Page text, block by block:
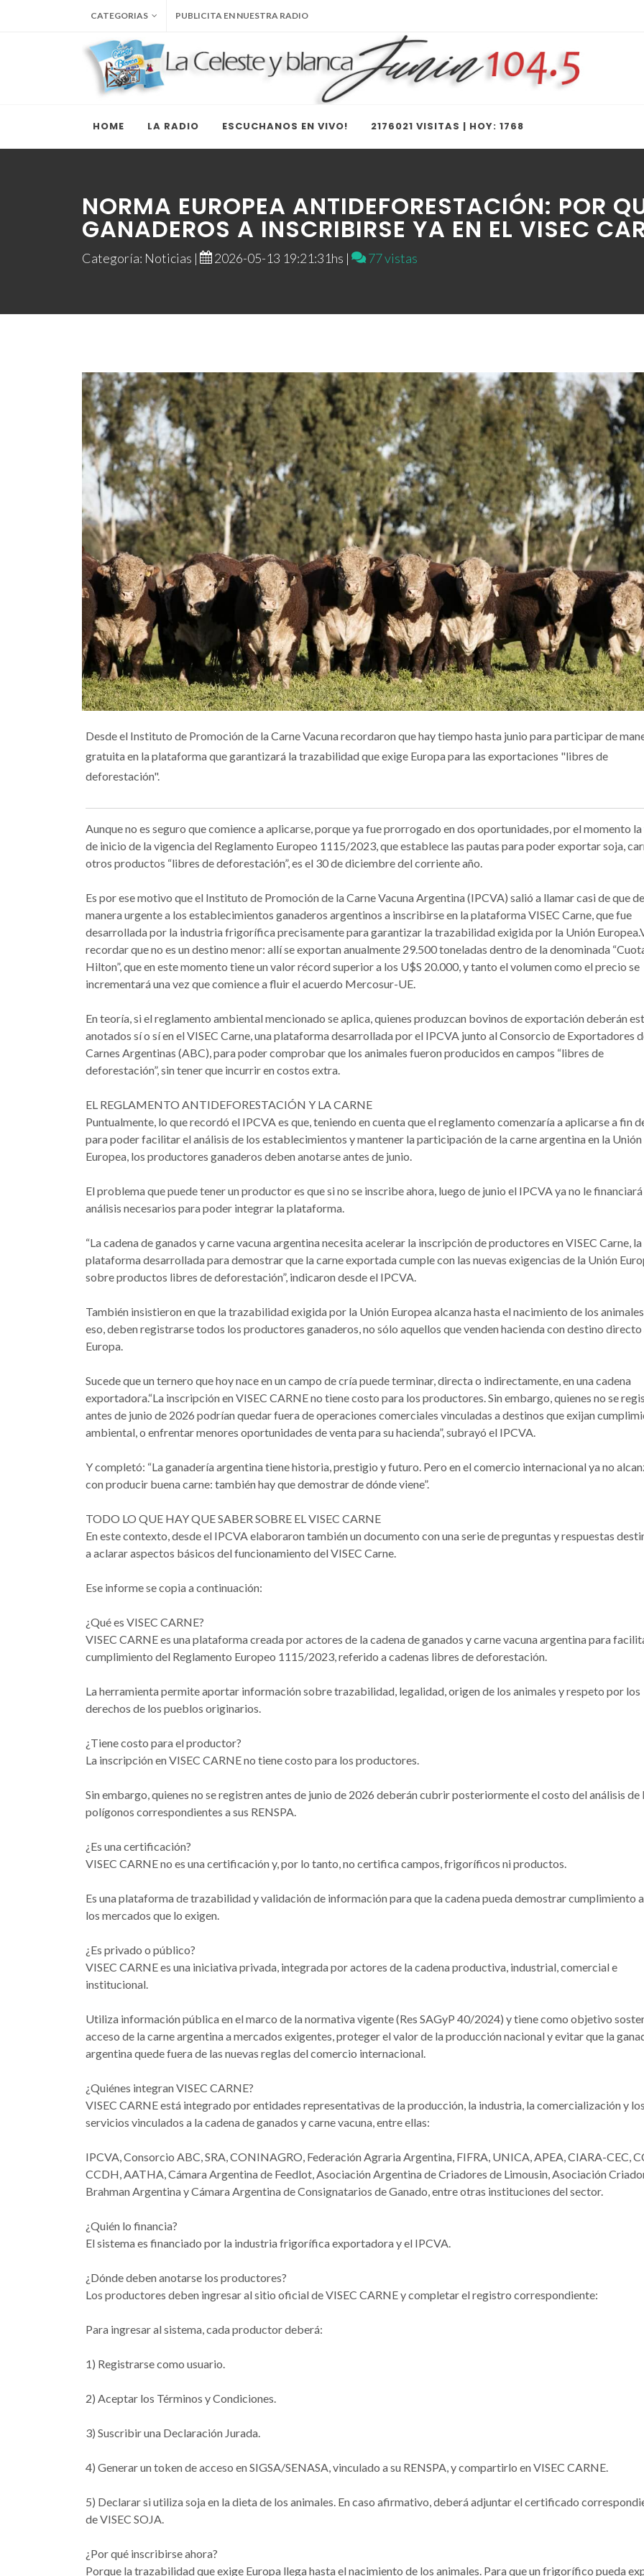
CATEGORIAS PUBLICITA EN NUESTRA RADIO
HOME LA RADIO ESCUCHANOS EN VIVO! 2176021 VISITAS | HOY: 1768
NORMA EUROPEA ANTIDEFORESTACIÓN: POR
GANADEROS A INSCRIBIRSE YA EN EL VISEC
Categoría: Noticias | 2026-05-13 19:21:31hs | 77 vistas
Desde el Instituto de Promoción de la Carne Vacuna recordaron que hay tiempo hasta junio para participar de
gratuita en la plataforma que garantizará la trazabilidad que exige Europa para las exportaciones "libres de
deforestación".
Aunque no es seguro que comience a aplicarse, porque ya fue prorrogado en dos oportunidades, por el momento
de inicio de la vigencia del Reglamento Europeo 1115/2023, que establece las pautas para poder exportar soja,
otros productos “libres de deforestación”, es el 30 de diciembre del corriente año.
Es por ese motivo que el Instituto de Promoción de la Carne Vacuna Argentina (IPCVA) salió a llamar casi de que de
manera urgente a los establecimientos ganaderos argentinos a inscribirse en la plataforma VISEC Carne, que fue
desarrollada por la industria frigorífica precisamente para garantizar la trazabilidad exigida por la Unión
recordar que no es un destino menor: allí se exportan anualmente 29.500 toneladas dentro de la denominada
Hilton”, que en este momento tiene un valor récord superior a los U$S 20.000, y tanto el volumen como el precio se
incrementará una vez que comience a fluir el acuerdo Mercosur-UE.
En teoría, si el reglamento ambiental mencionado se aplica, quienes produzcan bovinos de exportación deberán
anotados sí o sí en el VISEC Carne, una plataforma desarrollada por el IPCVA junto al Consorcio de Exportadores
Carnes Argentinas (ABC), para poder comprobar que los animales fueron producidos en campos “libres de
deforestación”, sin tener que incurrir en costos extra.
EL REGLAMENTO ANTIDEFORESTACIÓN Y LA CARNE
Puntualmente, lo que recordó el IPCVA es que, teniendo en cuenta que el reglamento comenzaría a aplicarse a fin
para poder facilitar el análisis de los establecimientos y mantener la participación de la carne argentina en la Unión
Europea, los productores ganaderos deben anotarse antes de junio.
El problema que puede tener un productor es que si no se inscribe ahora, luego de junio el IPCVA ya no le
análisis necesarios para poder integrar la plataforma.
“La cadena de ganados y carne vacuna argentina necesita acelerar la inscripción de productores en VISEC Carne, la
plataforma desarrollada para demostrar que la carne exportada cumple con las nuevas exigencias de la Unión
sobre productos libres de deforestación”, indicaron desde el IPCVA.
También insistieron en que la trazabilidad exigida por la Unión Europea alcanza hasta el nacimiento de los
eso, deben registrarse todos los productores ganaderos, no sólo aquellos que venden hacienda con destino directo
Europa.
Sucede que un ternero que hoy nace en un campo de cría puede terminar, directa o indirectamente, en una cadena
exportadora.“La inscripción en VISEC CARNE no tiene costo para los productores. Sin embargo, quienes no se
antes de junio de 2026 podrían quedar fuera de operaciones comerciales vinculadas a destinos que exijan
ambiental, o enfrentar menores oportunidades de venta para su hacienda”, subrayó el IPCVA.
Y completó: “La ganadería argentina tiene historia, prestigio y futuro. Pero en el comercio internacional ya no
con producir buena carne: también hay que demostrar de dónde viene”.
TODO LO QUE HAY QUE SABER SOBRE EL VISEC CARNE
En este contexto, desde el IPCVA elaboraron también un documento con una serie de preguntas y respuestas
a aclarar aspectos básicos del funcionamiento del VISEC Carne.
Ese informe se copia a continuación:
¿Qué es VISEC CARNE?
VISEC CARNE es una plataforma creada por actores de la cadena de ganados y carne vacuna argentina para
cumplimiento del Reglamento Europeo 1115/2023, referido a cadenas libres de deforestación.
La herramienta permite aportar información sobre trazabilidad, legalidad, origen de los animales y respeto por los
derechos de los pueblos originarios.
¿Tiene costo para el productor?
La inscripción en VISEC CARNE no tiene costo para los productores.
Sin embargo, quienes no se registren antes de junio de 2026 deberán cubrir posteriormente el costo del análisis de
polígonos correspondientes a sus RENSPA.
¿Es una certificación?
VISEC CARNE no es una certificación y, por lo tanto, no certifica campos, frigoríficos ni productos.
Es una plataforma de trazabilidad y validación de información para que la cadena pueda demostrar cumplimiento
los mercados que lo exigen.
¿Es privado o público?
VISEC CARNE es una iniciativa privada, integrada por actores de la cadena productiva, industrial, comercial e
institucional.
Utiliza información pública en el marco de la normativa vigente (Res SAGyP 40/2024) y tiene como objetivo
acceso de la carne argentina a mercados exigentes, proteger el valor de la producción nacional y evitar que la
argentina quede fuera de las nuevas reglas del comercio internacional.
¿Quiénes integran VISEC CARNE?
VISEC CARNE está integrado por entidades representativas de la producción, la industria, la comercialización y los
servicios vinculados a la cadena de ganados y carne vacuna, entre ellas:
IPCVA, Consorcio ABC, SRA, CONINAGRO, Federación Agraria Argentina, FIFRA, UNICA, APEA, CIARA-CEC,
CCDH, AATHA, Cámara Argentina de Feedlot, Asociación Argentina de Criadores de Limousin, Asociación
Brahman Argentina y Cámara Argentina de Consignatarios de Ganado, entre otras instituciones del sector.
¿Quién lo financia?
El sistema es financiado por la industria frigorífica exportadora y el IPCVA.
¿Dónde deben anotarse los productores?
Los productores deben ingresar al sitio oficial de VISEC CARNE y completar el registro correspondiente:
Para ingresar al sistema, cada productor deberá:
1) Registrarse como usuario.
2) Aceptar los Términos y Condiciones.
3) Suscribir una Declaración Jurada.
4) Generar un token de acceso en SIGSA/SENASA, vinculado a su RENSPA, y compartirlo en VISEC CARNE.
5) Declarar si utiliza soja en la dieta de los animales. En caso afirmativo, deberá adjuntar el certificado
de VISEC SOJA.
¿Por qué inscribirse ahora?
Porque la trazabilidad que exige Europa llega hasta el nacimiento de los animales. Para que un frigorífico pueda